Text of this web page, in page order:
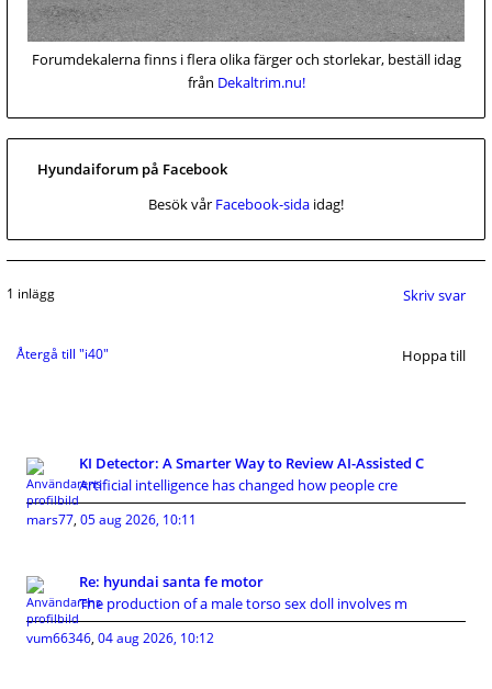
Forumdekalerna finns i flera olika färger och storlekar, beställ idag
från Dekaltrim.nu!
Hyundaiforum på Facebook
Besök vår Facebook-sida idag!
1 inlägg Skriv svar
Återgå till "i40" Hoppa till
KI Detector: A Smarter Way to Review AI-Assisted C
Artificial intelligence has changed how people cre
mars77, 05 aug 2026, 10:11
Re: hyundai santa fe motor
The production of a male torso sex doll involves m
vum66346, 04 aug 2026, 10:12